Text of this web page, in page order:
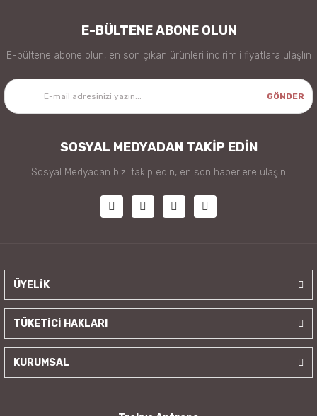
E-BÜLTENE ABONE OLUN
E-bültene abone olun, en son çıkan ürünleri indirimli fiyatlara ulaşlın
GÖNDER
SOSYAL MEDYADAN TAKİP EDİN
Sosyal Medyadan bizi takip edin, en son haberlere ulaşın
ÜYELİK
TÜKETİCİ HAKLARI
KURUMSAL